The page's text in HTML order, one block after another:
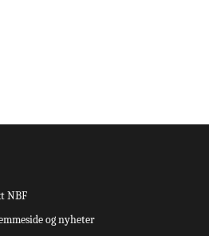
NBF
og nyheter